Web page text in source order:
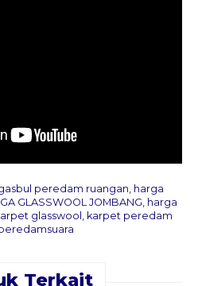
peredam ruangan, harga
GLASSWOOL JOMBANG, harga
glasswool , karpet peredam
Terkait